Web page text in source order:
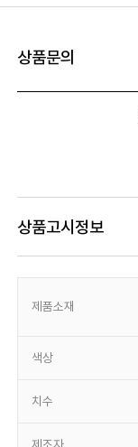
상품문의
상품고시정보
제품소재
색상
치수
제조자